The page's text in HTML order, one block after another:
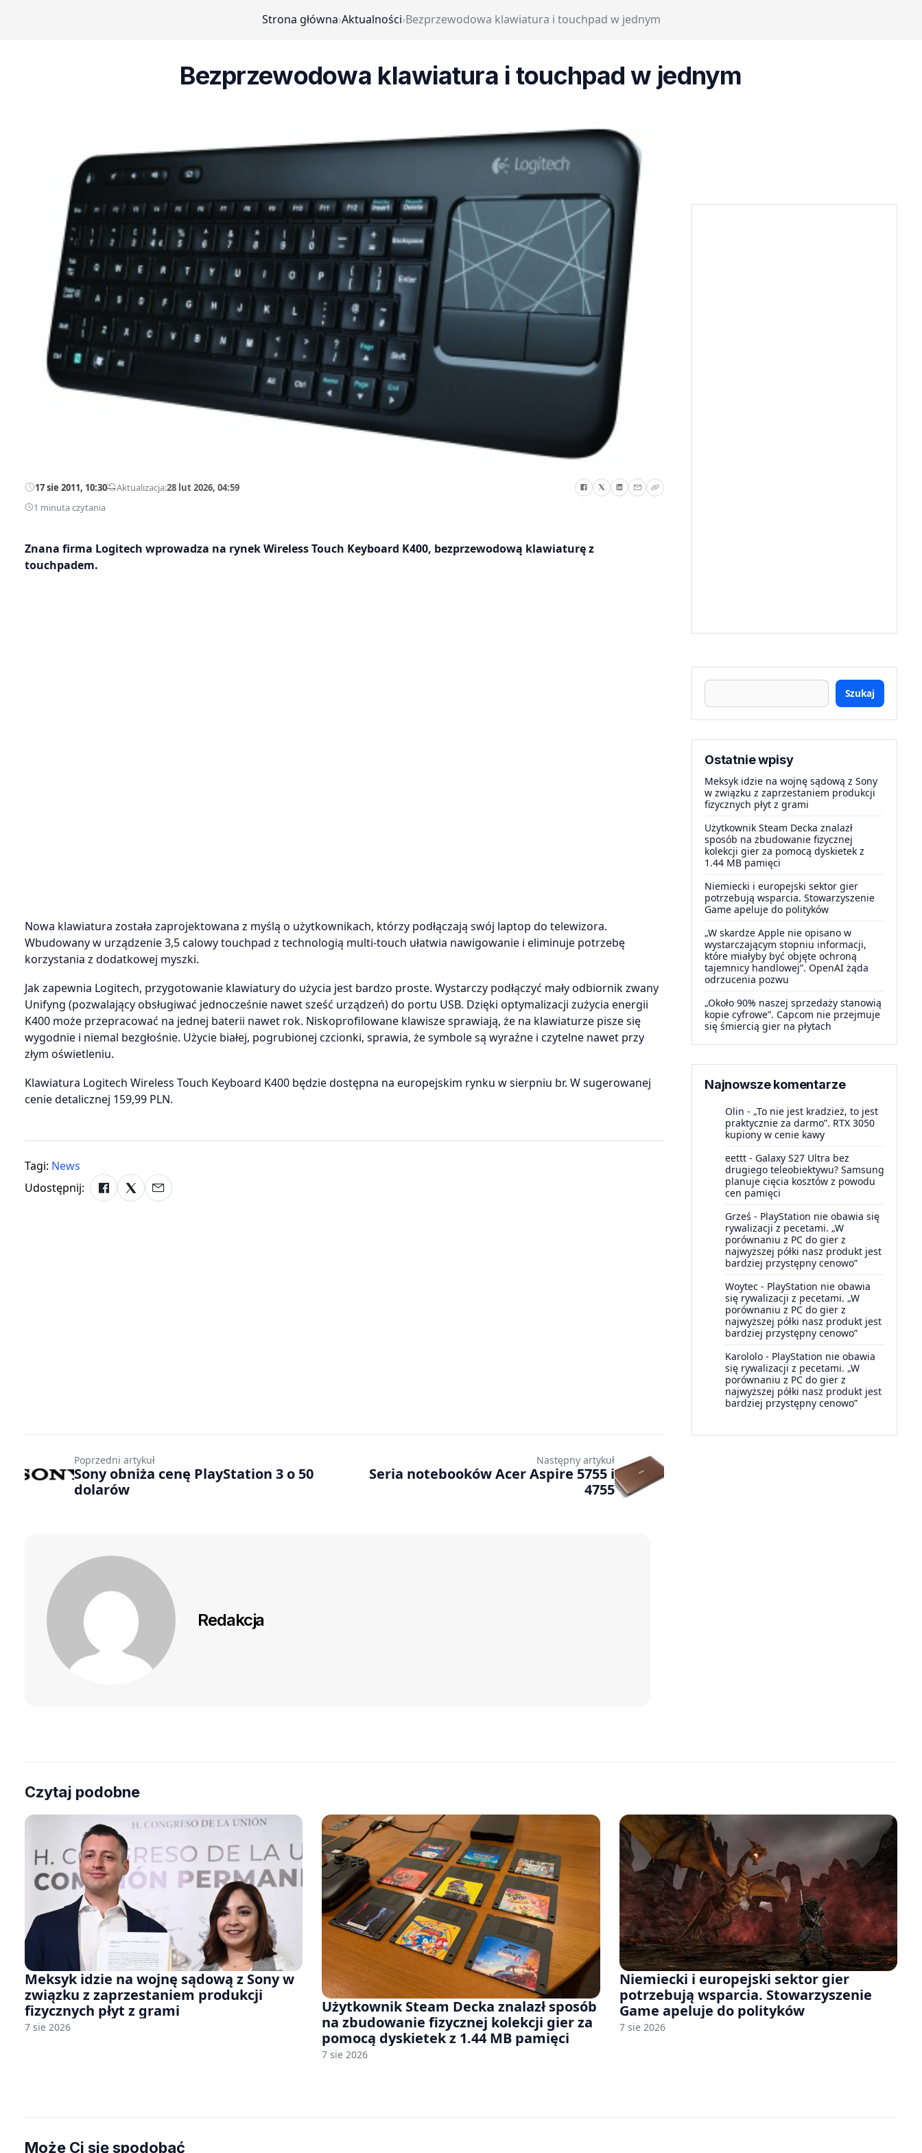
Strona główna›Aktualności›Bezprzewodowa klawiatura i touchpad w jednym
Bezprzewodowa klawiatura i touchpad w jednym
17 sie 2011, 10:30—Aktualizacja:28 lut 2026, 04:59
1 minuta czytania
Znana firma Logitech wprowadza na rynek Wireless Touch Keyboard K400, bezprzewodową klawiaturę z
touchpadem.
Nowa klawiatura została zaprojektowana z myślą o użytkownikach, którzy podłączają swój laptop do telewizora.
Wbudowany w urządzenie 3,5 calowy touchpad z technologią multi-touch ułatwia nawigowanie i eliminuje potrzebę
korzystania z dodatkowej myszki.
Jak zapewnia Logitech, przygotowanie klawiatury do użycia jest bardzo proste. Wystarczy podłączyć mały odbiornik zwany
Unifyng (pozwalający obsługiwać jednocześnie nawet sześć urządzeń) do portu USB. Dzięki optymalizacji zużycia energii
K400 może przepracować na jednej baterii nawet rok. Niskoprofilowane klawisze sprawiają, że na klawiaturze pisze się
wygodnie i niemal bezgłośnie. Użycie białej, pogrubionej czcionki, sprawia, że symbole są wyraźne i czytelne nawet przy
złym oświetleniu.
Klawiatura Logitech Wireless Touch Keyboard K400 będzie dostępna na europejskim rynku w sierpniu br. W sugerowanej
cenie detalicznej 159,99 PLN.
Tagi: News
Udostępnij:
Szukaj
Ostatnie wpisy
Meksyk idzie na wojnę sądową z Sony
w związku z zaprzestaniem produkcji
fizycznych płyt z grami
Użytkownik Steam Decka znalazł
sposób na zbudowanie fizycznej
kolekcji gier za pomocą dyskietek z
1.44 MB pamięci
Niemiecki i europejski sektor gier
potrzebują wsparcia. Stowarzyszenie
Game apeluje do polityków
„W skardze Apple nie opisano w
wystarczającym stopniu informacji,
które miałyby być objęte ochroną
tajemnicy handlowej”. OpenAI żąda
odrzucenia pozwu
„Około 90% naszej sprzedaży stanowią
kopie cyfrowe”. Capcom nie przejmuje
się śmiercią gier na płytach
Najnowsze komentarze
Olin - „To nie jest kradzież, to jest
praktycznie za darmo”. RTX 3050
kupiony w cenie kawy
eettt - Galaxy S27 Ultra bez
drugiego teleobiektywu? Samsung
planuje cięcia kosztów z powodu
cen pamięci
Grześ - PlayStation nie obawia się
rywalizacji z pecetami. „W
porównaniu z PC do gier z
najwyższej półki nasz produkt jest
bardziej przystępny cenowo”
Woytec - PlayStation nie obawia
się rywalizacji z pecetami. „W
porównaniu z PC do gier z
najwyższej półki nasz produkt jest
bardziej przystępny cenowo”
Karololo - PlayStation nie obawia
się rywalizacji z pecetami. „W
porównaniu z PC do gier z
najwyższej półki nasz produkt jest
bardziej przystępny cenowo”
Poprzedni artykuł
Sony obniża cenę PlayStation 3 o 50
dolarów
Następny artykuł
Seria notebooków Acer Aspire 5755 i
4755
Redakcja
Czytaj podobne
Meksyk idzie na wojnę sądową z Sony w
związku z zaprzestaniem produkcji
fizycznych płyt z grami
7 sie 2026
Użytkownik Steam Decka znalazł sposób
na zbudowanie fizycznej kolekcji gier za
pomocą dyskietek z 1.44 MB pamięci
7 sie 2026
Niemiecki i europejski sektor gier
potrzebują wsparcia. Stowarzyszenie
Game apeluje do polityków
7 sie 2026
Może Ci się spodobać